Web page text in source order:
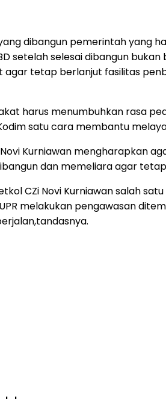
dibangun pemerintah yang
setelah selesai dibangun
tetap berlanjut fasilitas
harus menumbuhkan rasa
satu cara membantu
Kurniawan mengharapkan
dan memeliara agar
CZi Novi Kurniawan salah
melakukan pengawasan